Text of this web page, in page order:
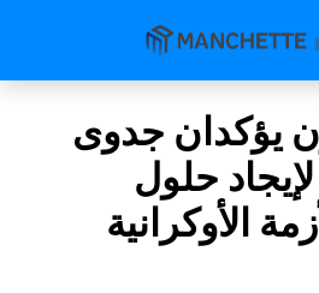
يؤكدان جدوى
حلول
الأوكرانية